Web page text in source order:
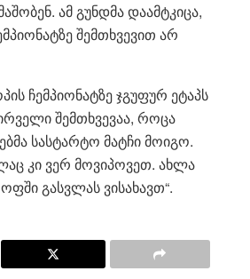
ამ გუნდმა დაამტკიცა,
შემთხვევით არ
ჩემპიონატზე ჯგუფურ ეტაპს
შემთხვევაა, როცა
სასტარტო მატჩი მოიგო.
კი ვერ მოვიპოვეთ. ახლა
გასვლას ვისახავთ“.